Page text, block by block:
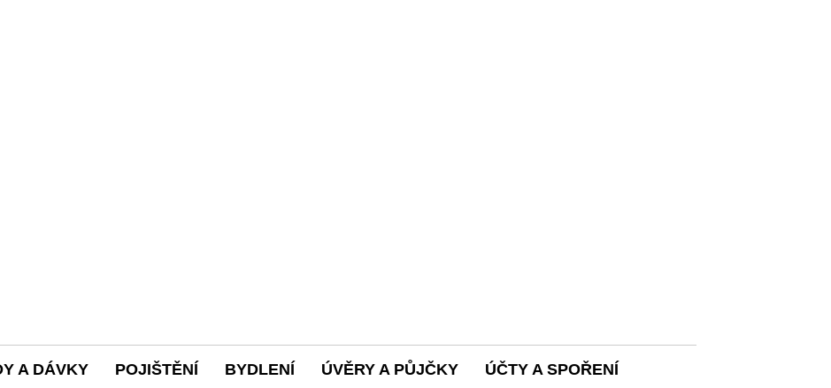
A DÁVKY POJIŠTĚNÍ BYDLENÍ ÚVĚRY A PŮJČKY ÚČTY A SPOŘENÍ